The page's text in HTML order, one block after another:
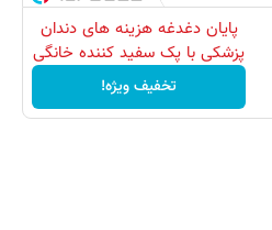
پایان دغدغه هزینه های دندان
پزشکی با پک سفید کننده خانگی
تخفیف ویژه!